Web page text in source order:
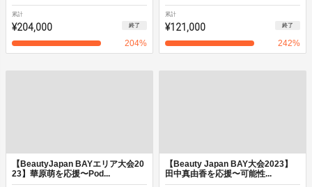
累計
¥204,000 終了
204%
累計
¥121,000 終了
242%
【BeautyJapan BAYエリア大会20
23】華原萌を応援〜Pod...
【Beauty Japan BAY大会2023】
田中真由香を応援〜可能性...